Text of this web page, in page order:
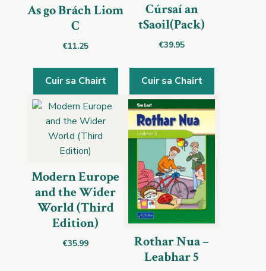
As go Brách Liom
C
€11.25
Cuir sa Chairt
Cúrsaí an
tSaoil(Pack)
€39.95
Cuir sa Chairt
Modern Europe
and the Wider
World (Third
Edition)
€35.99
Rothar Nua –
Leabhar 5